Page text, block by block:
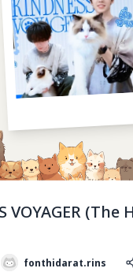
FAQ เจ้า
ง 304) ชั้น 3 อาคาร
ตัว
นโยบายการใช้งานคุกกี้
VOYAGER
fonthidarat.rins